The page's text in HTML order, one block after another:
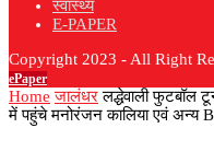
स्वास्थ्य
E-PAPER
Copyright 2023 - All Right
ePaper
Home जालंधर लद्धेवाली फुटबॉल
में पहुंचे मनोरंजन कालिया एवं अन्य